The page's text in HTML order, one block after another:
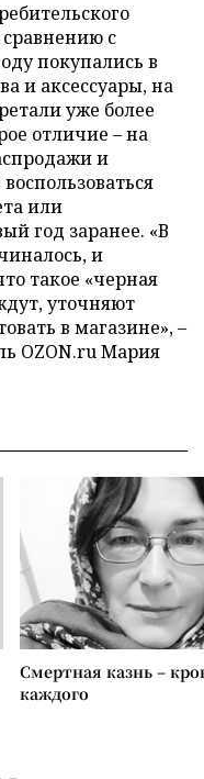
с
покупались в
и аксессуары, на
уже более
отличие – на
и
или
год заранее. «В
и
такое «черная
уточняют
в магазине», –
OZON.ru Мария
Смертная казнь –
каждого